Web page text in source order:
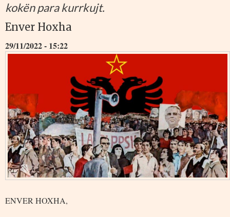
kokën para kurrkujt.
Enver Hoxha
29/11/2022 - 15:22
ENVER HOXHA,